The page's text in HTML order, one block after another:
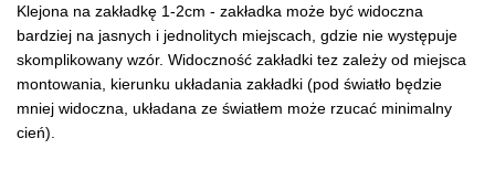
Klejona na zakładkę 1-2cm - zakładka może być widoczna
bardziej na jasnych i jednolitych miejscach, gdzie nie występuje
skomplikowany wzór. Widoczność zakładki tez zależy od miejsca
montowania, kierunku układania zakładki (pod światło będzie
mniej widoczna, układana ze światłem może rzucać minimalny
cień).